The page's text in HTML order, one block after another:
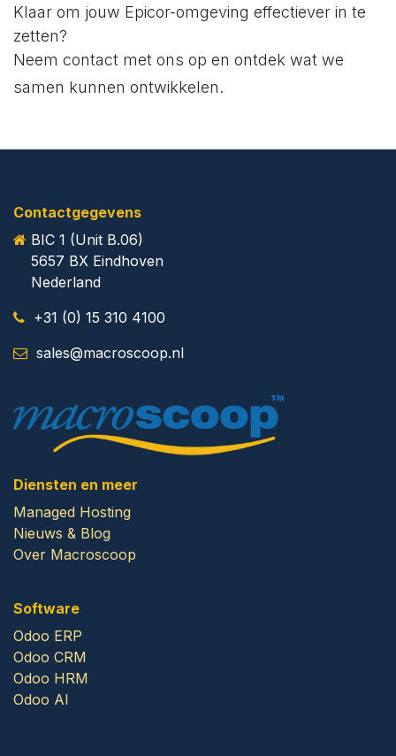
Klaar om jouw Epicor-omgeving effectiever in te
zetten?
Neem contact met ons op en ontdek wat we
samen kunnen ontwikkelen.
Contactgegevens
​BIC 1 (Unit B.06)
5657 BX Eindhoven
​Nederland
+31 (0) 15 310 4100
sales@macroscoop.nl
Diensten en meer
Managed Hosting
Nieuws & Blog
Over Macroscoop
Software
Odoo ERP
Odoo CRM
Odoo HRM
Odoo AI